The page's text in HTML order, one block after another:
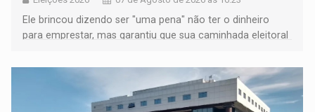
Ele brincou dizendo ser "uma pena" não ter o dinheiro
para emprestar, mas garantiu que sua caminhada eleitoral